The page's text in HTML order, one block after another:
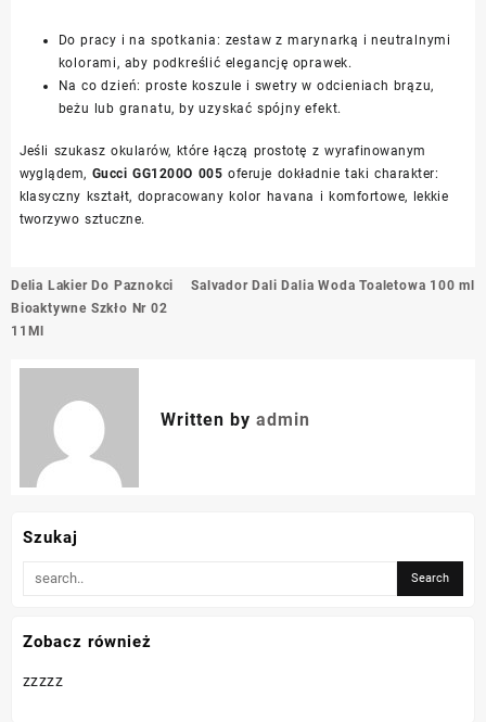
Do pracy i na spotkania: zestaw z marynarką i neutralnymi
kolorami, aby podkreślić elegancję oprawek.
Na co dzień: proste koszule i swetry w odcieniach brązu,
beżu lub granatu, by uzyskać spójny efekt.
Jeśli szukasz okularów, które łączą prostotę z wyrafinowanym
wyglądem, Gucci GG1200O 005 oferuje dokładnie taki charakter:
klasyczny kształt, dopracowany kolor havana i komfortowe, lekkie
tworzywo sztuczne.
Nawigacja
wpisu
Delia Lakier Do Paznokci
Bioaktywne Szkło Nr 02
11Ml
Salvador Dali Dalia Woda Toaletowa 100 ml
Written by admin
Szukaj
Zobacz również
zzzzz